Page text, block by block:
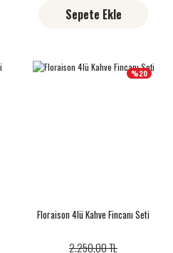
Sepete Ekle
%20
Floraison 4lü Kahve Fincanı Seti
2.250,00 TL